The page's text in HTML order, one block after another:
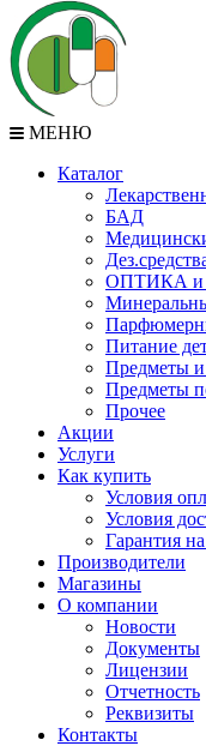
МЕНЮ
Каталог
БАД
ОПТИКА и
Питание
Предметы и
Предметы
Прочее
Акции
Услуги
Как купить
Условия
Условия
Гарантия
Производители
Магазины
О компании
Новости
Документы
Лицензии
Отчетность
Реквизиты
Контакты